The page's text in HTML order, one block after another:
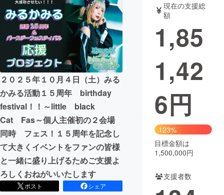
テクノロジー・ガジェット
映像・映画 書籍・雑誌
ビジネス・起業 チャレンジ
まちづくり・地域活性化
CAMPFIRE for Social Good
CAMPFIRE Creation
CAMPFIREふるさと納税machi-ya コミュニティ
２０２５年１０月４日（土）みる
かみる活動１５周年 birthday
festival！！～little black
Cat Fas～個人主催初の２会場
同時 フェス！１５周年を記念し
て大きくイベントをファンの皆様
と一緒に盛り上げるためご支援よ
ろしくおねがいいたします
ポスト
シェア
現在の支援総
額
1,85
1,42
6円
123%
目標金額は
1,500,000円
支援者数